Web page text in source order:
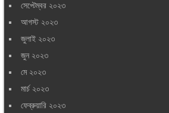
সেপ্টেম্বর ২০২৩
আগস্ট ২০২৩
জুলাই ২০২৩
জুন ২০২৩
মে ২০২৩
মার্চ ২০২৩
ফেব্রুয়ারি ২০২৩